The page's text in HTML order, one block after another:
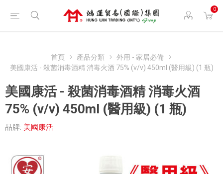
0
首頁 產品分類
外用 - 家居必備
美國康活 - 殺菌消毒酒精 消毒火酒 75% (v/v) 450ml (醫用級) (1 瓶)
美國康活 - 殺菌消毒酒精 消毒火酒
75% (v/v) 450ml (醫用級) (1 瓶)
品牌: 美國康活